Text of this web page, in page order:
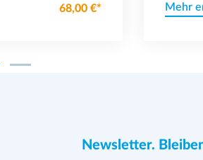
68,00 €* Mehr
Newsletter.